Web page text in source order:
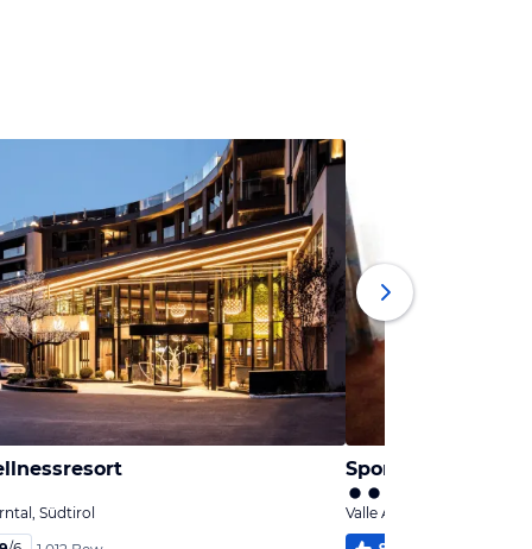
Südtirol
Sporthotel
Valle Aurina / Ahrntal,